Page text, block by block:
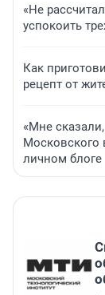
«Не
успокоить
Как
рецепт от
«Мне
Московского
личном блоге